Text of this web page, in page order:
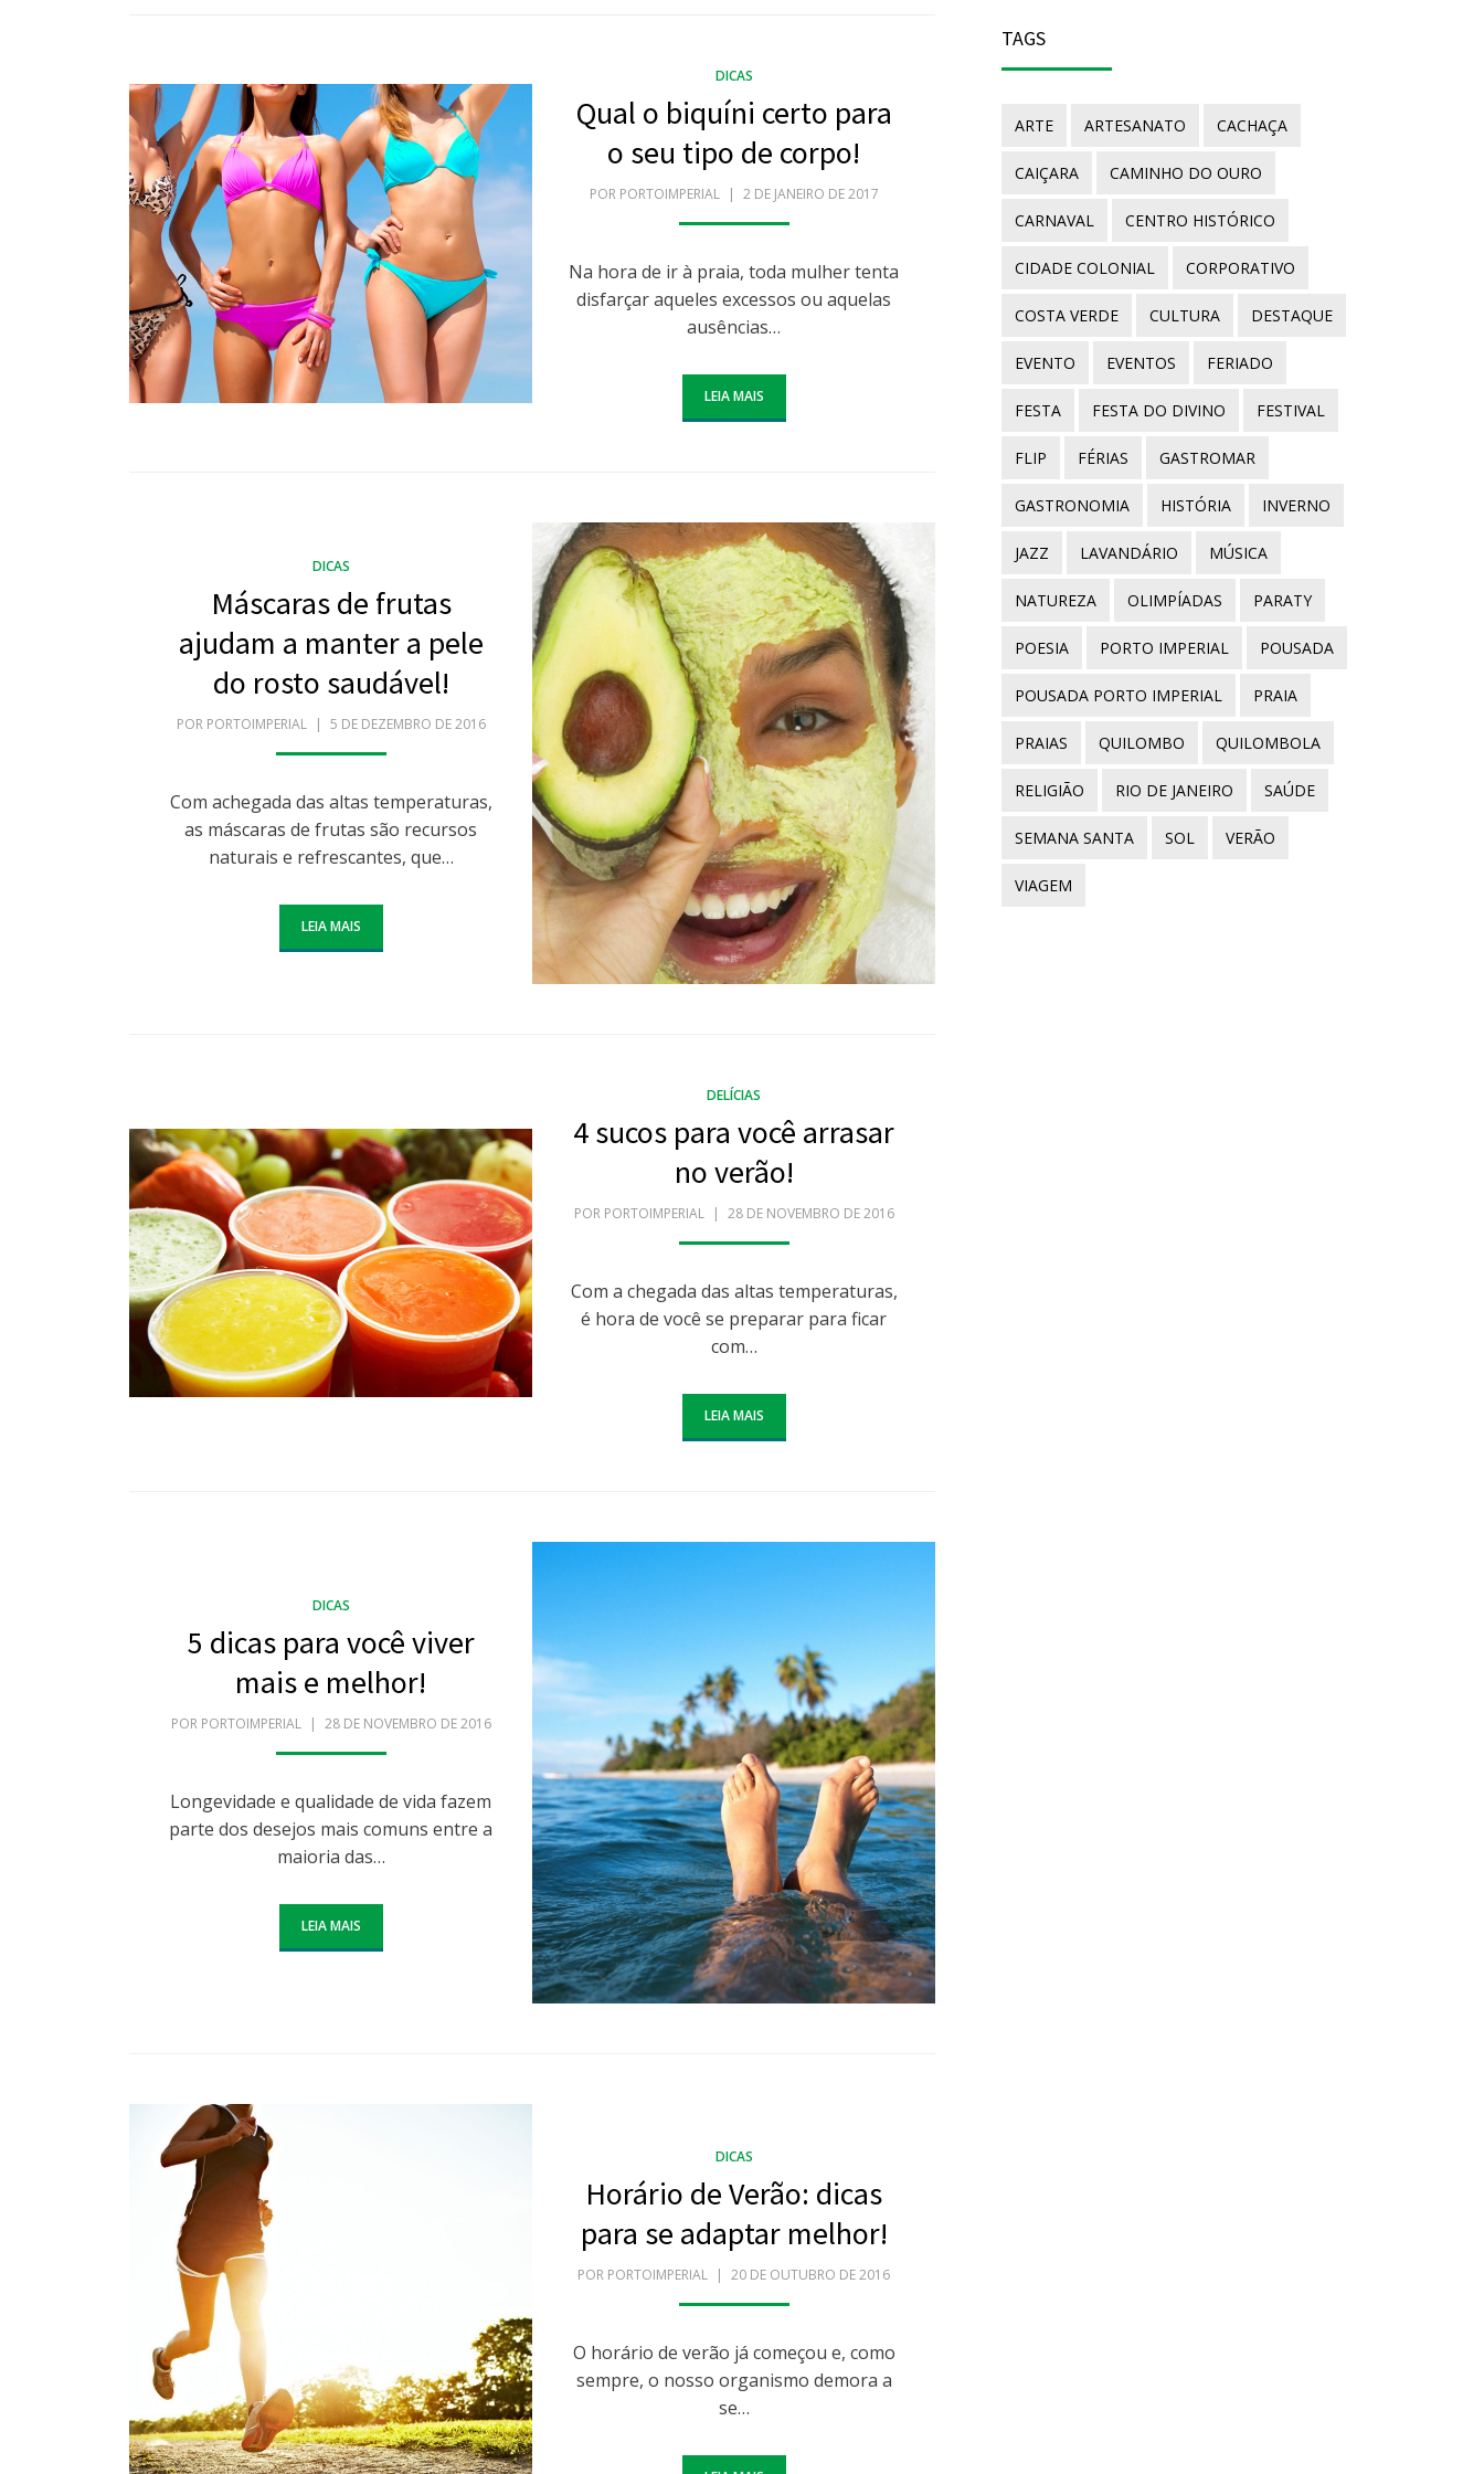
DICAS
Qual o biquíni certo para
o seu tipo de corpo!
POR PORTOIMPERIAL
POSTADO
2 DE JANEIRO DE 2017
Na hora de ir à praia, toda mulher tenta
disfarçar aqueles excessos ou aquelas
ausências…
LEIA MAIS
DICAS
Máscaras de frutas
ajudam a manter a pele
do rosto saudável!
POR PORTOIMPERIAL
POSTADO
5 DE DEZEMBRO DE 2016
Com achegada das altas temperaturas,
as máscaras de frutas são recursos
naturais e refrescantes, que…
LEIA MAIS
DELÍCIAS
4 sucos para você arrasar
no verão!
POR PORTOIMPERIAL
POSTADO
28 DE NOVEMBRO DE 2016
Com a chegada das altas temperaturas,
é hora de você se preparar para ficar
com…
LEIA MAIS
DICAS
5 dicas para você viver
mais e melhor!
POR PORTOIMPERIAL
POSTADO
28 DE NOVEMBRO DE 2016
Longevidade e qualidade de vida fazem
parte dos desejos mais comuns entre a
maioria das…
LEIA MAIS
DICAS
Horário de Verão: dicas
para se adaptar melhor!
POR PORTOIMPERIAL
POSTADO
20 DE OUTUBRO DE 2016
O horário de verão já começou e, como
sempre, o nosso organismo demora a
se…
TAGS
ARTE ARTESANATO CACHAÇA
CAIÇARA CAMINHO DO OURO
CARNAVAL CENTRO HISTÓRICO
CIDADE COLONIAL CORPORATIVO
COSTA VERDE CULTURA DESTAQUE
EVENTO EVENTOS FERIADO
FESTA FESTA DO DIVINO FESTIVAL
FLIP FÉRIAS GASTROMAR
GASTRONOMIA HISTÓRIA INVERNO
JAZZ LAVANDÁRIO MÚSICA
NATUREZA OLIMPÍADAS PARATY
POESIA PORTO IMPERIAL POUSADA
POUSADA PORTO IMPERIAL PRAIA
PRAIAS QUILOMBO QUILOMBOLA
RELIGIÃO RIO DE JANEIRO SAÚDE
SEMANA SANTA SOL VERÃO
VIAGEM